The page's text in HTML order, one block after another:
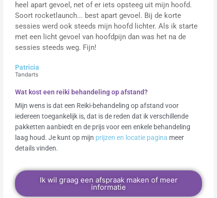
heel apart gevoel, net of er iets opsteeg uit mijn hoofd.
Soort rocketlaunch... best apart gevoel. Bij de korte
sessies werd ook steeds mijn hoofd lichter. Als ik starte
met een licht gevoel van hoofdpijn dan was het na de
sessies steeds weg. Fijn!
Patricia
Tandarts
Wat kost een reiki behandeling op afstand?
Mijn wens is dat een Reiki-behandeling op afstand voor
iedereen toegankelijk is, dat is de reden dat ik verschillende
pakketten aanbiedt en de prijs voor een enkele behandeling
laag houd. Je kunt op mijn prijzen en locatie pagina meer
details vinden.
Ik wil graag een afspraak maken of meer
informatie